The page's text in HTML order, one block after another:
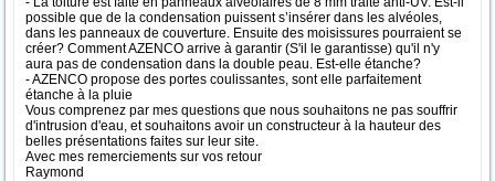
possible que de la condensation puissent s’insérer dans les alvéoles,
dans les panneaux de couverture. Ensuite des moisissures pourraient se
créer? Comment AZENCO arrive à garantir (S'il le garantisse) qu'il n'y
aura pas de condensation dans la double peau. Est-elle étanche?
- AZENCO propose des portes coulissantes, sont elle parfaitement
étanche à la pluie
Vous comprenez par mes questions que nous souhaitons ne pas souffrir
d'intrusion d'eau, et souhaitons avoir un constructeur à la hauteur des
belles présentations faites sur leur site.
Avec mes remerciements sur vos retour
Raymond